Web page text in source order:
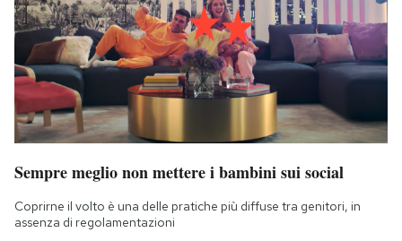
Sempre meglio non mettere i bambini sui social
Coprirne il volto è una delle pratiche più diffuse tra genitori, in
assenza di regolamentazioni